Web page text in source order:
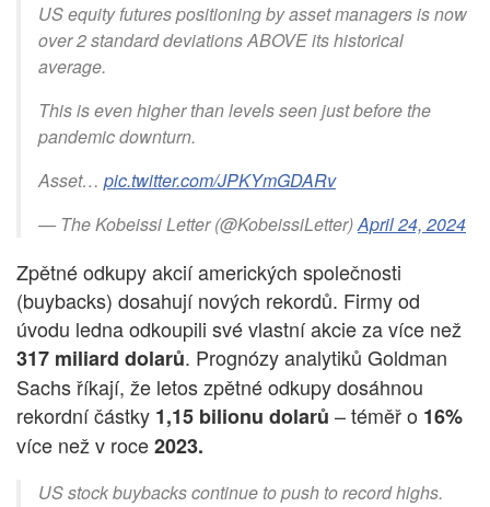
US equity futures positioning by asset managers is now
over 2 standard deviations ABOVE its historical
average.
This is even higher than levels seen just before the
pandemic downturn.
Asset… pic.twitter.com/JPKYmGDARv
— The Kobeissi Letter (@KobeissiLetter)April 24, 2024
Zpětné odkupy akcií amerických společnosti
(buybacks) dosahují nových rekordů. Firmy od
úvodu ledna odkoupili své vlastní akcie za více než
317 miliard dolarů. Prognózy analytiků Goldman
Sachs říkají, že letos zpětné odkupy dosáhnou
rekordní částky 1,15 bilionu dolarů – téměř o 16%
více než v roce2023.
US stock buybacks continue to push to record highs.